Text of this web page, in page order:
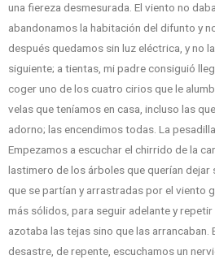
una fiereza desmesurada. El viento no
abandonamos la habitación del difunto y
después quedamos sin luz eléctrica, y no
siguiente; a tientas, mi padre consiguió
coger uno de los cuatro cirios que le
velas que teníamos en casa, incluso las
adorno; las encendimos todas. La
Empezamos a escuchar el chirrido de la
lastimero de los árboles que querían dejar
que se partían y arrastradas por el viento
más sólidos, para seguir adelante y repetir
azotaba las tejas sino que las arrancaban.
desastre, de repente, escuchamos un